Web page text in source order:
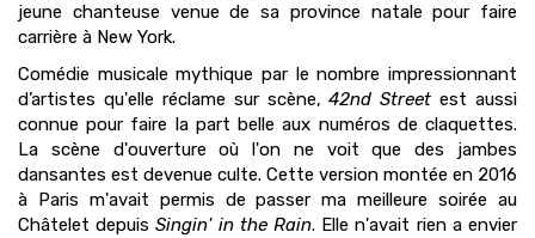
jeune chanteuse venue de sa province natale pour faire
carrière à New York.
Comédie musicale mythique par le nombre impressionnant
d’artistes qu'elle réclame sur scène,42nd Street est aussi
connue pour faire la part belle aux numéros de claquettes.
La scène d'ouverture où l'on ne voit que des jambes
dansantes est devenue culte. Cette version montée en 2016
à Paris m'avait permis de passer ma meilleure soirée au
Châtelet depuisSingin' in the Rain. Elle n'avait rien a envier